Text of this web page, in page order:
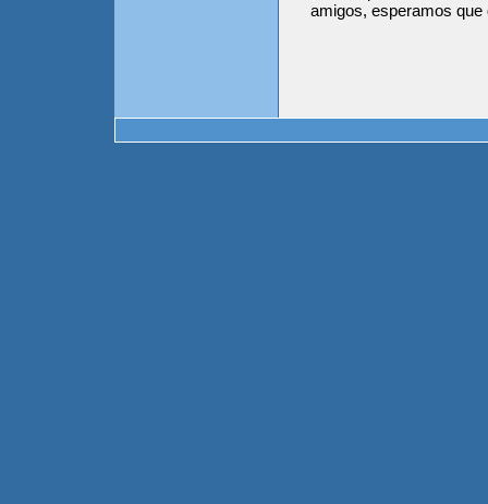
amigos, esperamos